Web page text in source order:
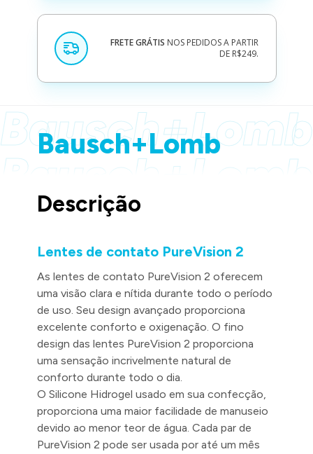
FRETE GRÁTIS NOS PEDIDOS A PARTIR
DE R$249.
Bausch+Lomb
Bausch+Lomb
Bausch+Lomb
Bausch+Lomb
Descrição
Lentes de contato PureVision 2
As lentes de contato PureVision 2 oferecem
uma visão clara e nítida durante todo o período
de uso. Seu design avançado proporciona
excelente conforto e oxigenação. O fino
design das lentes PureVision 2 proporciona
uma sensação incrivelmente natural de
conforto durante todo o dia.
O Silicone Hidrogel usado em sua confecção,
proporciona uma maior facilidade de manuseio
devido ao menor teor de água. Cada par de
PureVision 2 pode ser usada por até um mês